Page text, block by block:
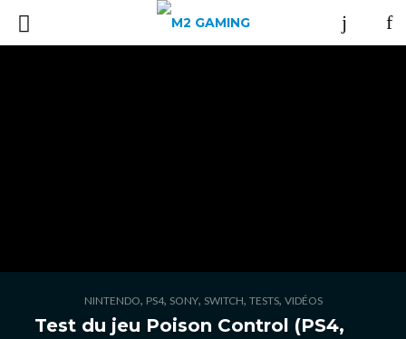
NINTENDO, PS4, SONY, SWITCH, TESTS, VIDÉOS
Test du jeu Poison Control (PS4,